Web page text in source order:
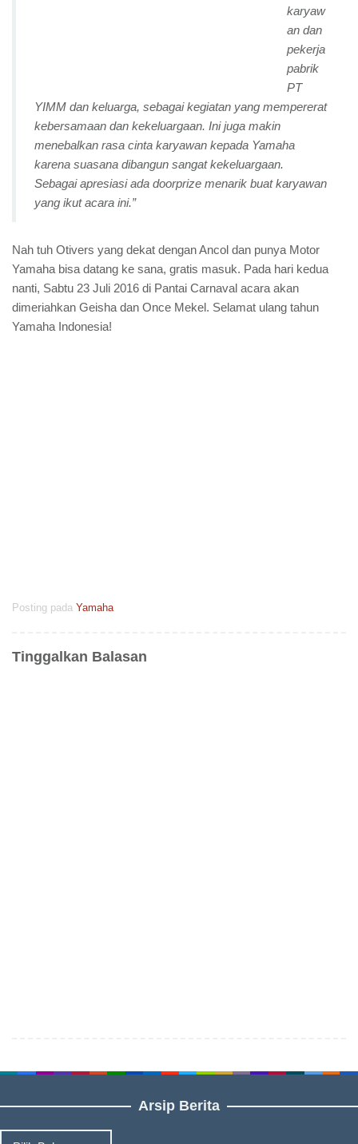
karyaw
an dan
pekerja
pabrik
PT
YIMM dan keluarga, sebagai kegiatan yang mempererat
kebersamaan dan kekeluargaan. Ini juga makin
menebalkan rasa cinta karyawan kepada Yamaha
karena suasana dibangun sangat kekeluargaan.
Sebagai apresiasi ada doorprize menarik buat karyawan
yang ikut acara ini.”
Nah tuh Otivers yang dekat dengan Ancol dan punya Motor
Yamaha bisa datang ke sana, gratis masuk. Pada hari kedua
nanti, Sabtu 23 Juli 2016 di Pantai Carnaval acara akan
dimeriahkan Geisha dan Once Mekel. Selamat ulang tahun
Yamaha Indonesia!
Posting pada Yamaha
Tinggalkan Balasan
Arsip Berita